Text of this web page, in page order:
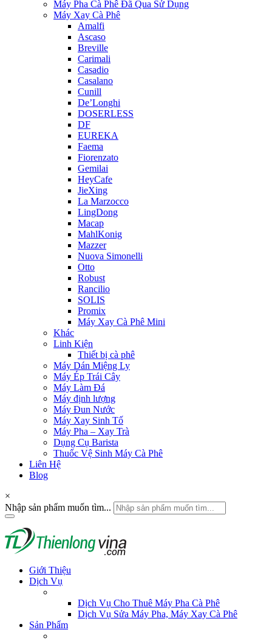
Máy Pha Cà Phê Đã Qua Sử Dụng
Máy Xay Cà Phê
Amalfi
Ascaso
Breville
Carimali
Casadio
Casalano
Cunill
De’Longhi
DOSERLESS
DF
EUREKA
Faema
Fiorenzato
Gemilai
HeyCafe
JieXing
La Marzocco
LingDong
Macap
MahlKonig
Mazzer
Nuova Simonelli
Otto
Robust
Rancilio
SOLIS
Promix
Máy Xay Cà Phê Mini
Khác
Linh Kiện
Thiết bị cà phê
Máy Dán Miệng Ly
Máy Ép Trái Cây
Máy Làm Đá
Máy định lượng
Máy Đun Nước
Máy Xay Sinh Tố
Máy Pha – Xay Trà
Dụng Cụ Barista
Thuốc Vệ Sinh Máy Cà Phê
Liên Hệ
Blog
×
Nhập sản phẩm muốn tìm...
Giới Thiệu
Dịch Vụ
Dịch Vụ Cho Thuê Máy Pha Cà Phê
Dịch Vụ Sửa Máy Pha, Máy Xay Cà Phê
Sản Phẩm